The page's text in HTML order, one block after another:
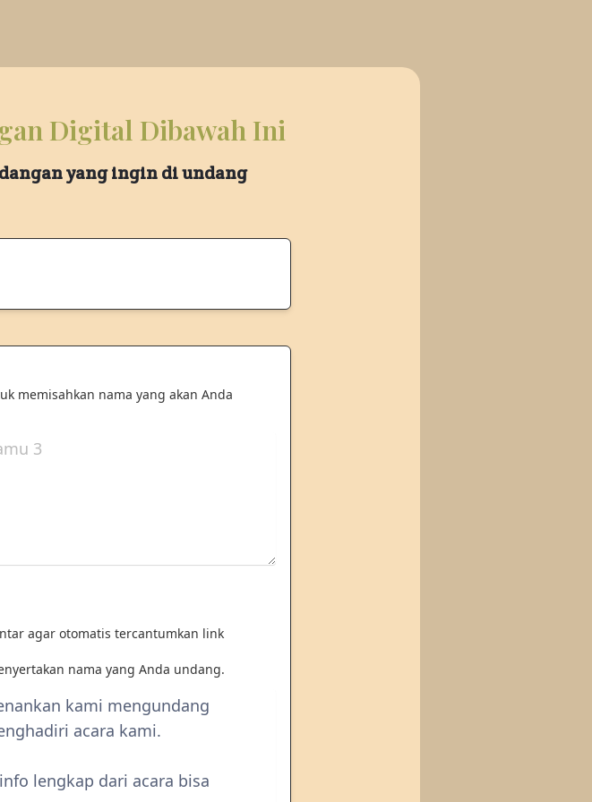
Digital Dibawah Ini
yang ingin di undang
memisahkan nama yang akan Anda
agar otomatis tercantumkan link
nama yang Anda undang.